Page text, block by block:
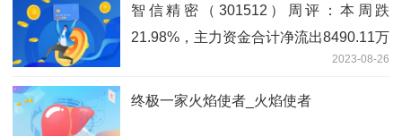
智信精密（301512）周评：本周跌
21.98%，主力资金合计净流出8490.11万
2023-08-26
终极一家火焰使者_火焰使者